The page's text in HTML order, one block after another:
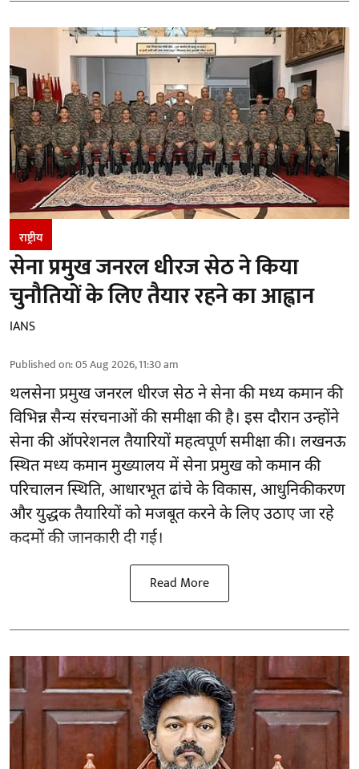
राष्ट्रीय
सेना प्रमुख जनरल धीरज सेठ ने किया
चुनौतियों के लिए तैयार रहने का आह्वान
IANS
Published on:05 Aug 2026, 11:30 am
थलसेना प्रमुख जनरल धीरज सेठ ने सेना की मध्य कमान की
विभिन्न सैन्य संरचनाओं की समीक्षा की है। इस दौरान उन्होंने
सेना की ऑपरेशनल तैयारियों महत्वपूर्ण समीक्षा की। लखनऊ
स्थित मध्य कमान मुख्यालय में सेना प्रमुख को कमान की
परिचालन स्थिति, आधारभूत ढांचे के विकास, आधुनिकीकरण
और युद्धक तैयारियों को मजबूत करने के लिए उठाए जा रहे
कदमों की जानकारी दी गई।
Read More